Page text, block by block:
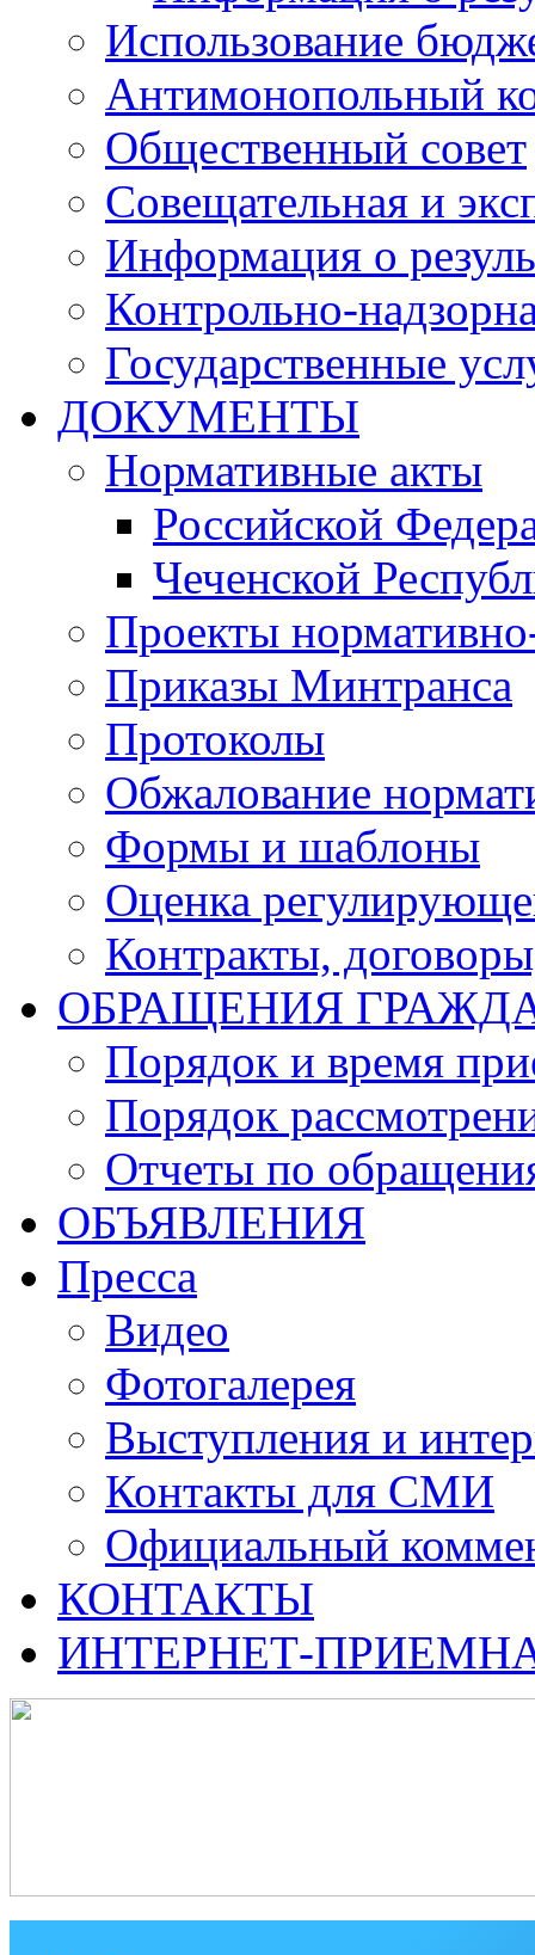
Использование
Антимонопольный
Общественный совет
Совещательная и
Информация о
Контрольно-
Государственные
ДОКУМЕНТЫ
Нормативные акты
Российской
Чеченской
Проекты
Приказы Минтранса
Протоколы
Обжалование
Формы и шаблоны
Оценка
Контракты,
ОБРАЩЕНИЯ
Порядок и время
Порядок
Отчеты по
ОБЪЯВЛЕНИЯ
Пресса
Видео
Фотогалерея
Выступления и
Контакты для СМИ
Официальный
КОНТАКТЫ
ИНТЕРНЕТ-